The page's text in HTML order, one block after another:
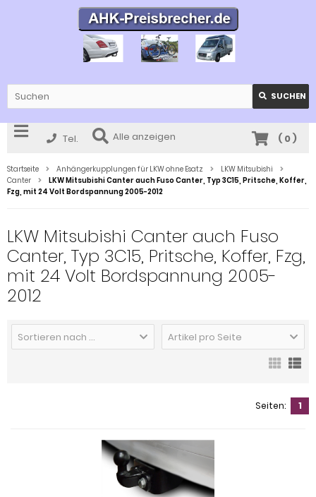
SUCHEN
Tel. Alle anzeigen ( 0)
Startseite Anhängerkupplungen für LKW ohne Esatz
LKW Mitsubishi
Canter
LKW Mitsubishi Canter auch Fuso Canter, Typ 3C15, Pritsche, Koffer,
Fzg, mit 24 Volt Bordspannung 2005-2012
LKW Mitsubishi Canter auch Fuso
Canter, Typ 3C15, Pritsche, Koffer, Fzg,
mit 24 Volt Bordspannung 2005-
2012
Sortieren nach ... Artikel pro Seite
Seiten: 1